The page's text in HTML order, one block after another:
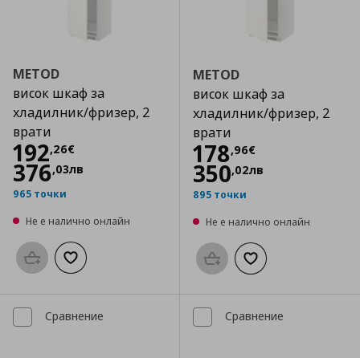
METOD
висок шкаф за
хладилник/фризер, 2
врати
192,26€
Цена
376,03лв
965 точки
Не е налично онлайн
Προσθήκη στο καλάθι
Добави към списъка с любими
METOD
висок шкаф за
хладилник/фризер, 2
врати
178,96€
Цена
350,02лв
895 точки
Не е налично онлайн
Προσθήκη στο καλάθι
Добави към
Сравнение Сравнение